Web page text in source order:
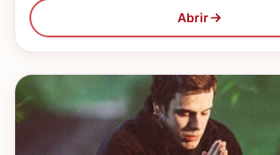
Abrir